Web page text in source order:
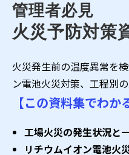
管理者必見
火災予防対策
火災発生前の温度異常を
ン電池火災対策、工程別
【この資料集でわか
工場火災の発生状況と
リチウムイオン電池火